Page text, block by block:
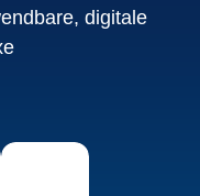
digitale